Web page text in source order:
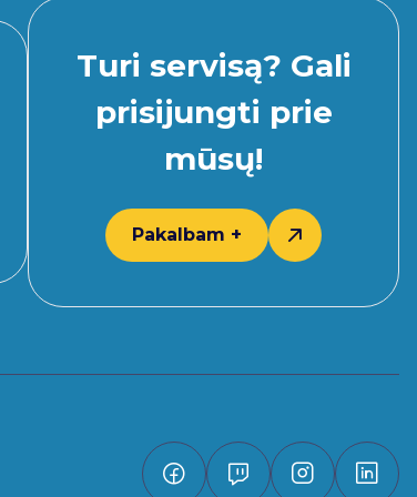
Turi servisą? Gali
prisijungti prie
mūsų!
Pakalbam +